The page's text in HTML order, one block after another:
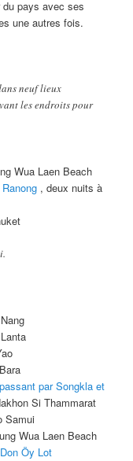
du pays avec ses
une autres fois.
neuf lieux
les endroits pour
Wua Laen Beach
, deux nuits à
par Songkla et
Si Thammarat
Samui
Wua Laen Beach
Öy Lot